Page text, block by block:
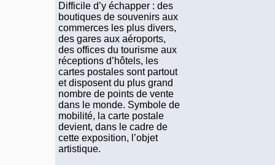
Difficile d’y échapper : des
boutiques de souvenirs aux
commerces les plus divers,
des gares aux aéroports,
des offices du tourisme aux
réceptions d’hôtels, les
cartes postales sont partout
et disposent du plus grand
nombre de points de vente
dans le monde. Symbole de
mobilité, la carte postale
devient, dans le cadre de
cette exposition, l’objet
artistique.